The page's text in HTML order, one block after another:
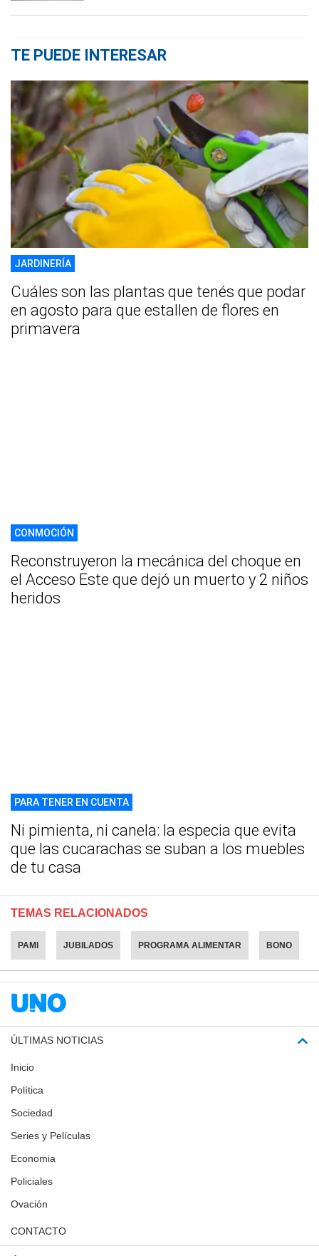
TE PUEDE INTERESAR
JARDINERÍA
Cuáles son las plantas que tenés que podar
en agosto para que estallen de flores en
primavera
CONMOCIÓN
Reconstruyeron la mecánica del choque en
el Acceso Este que dejó un muerto y 2 niños
heridos
PARA TENER EN CUENTA
Ni pimienta, ni canela: la especia que evita
que las cucarachas se suban a los muebles
de tu casa
TEMAS RELACIONADOS
PAMI JUBILADOS PROGRAMA ALIMENTAR BONO
ÚLTIMAS NOTICIAS
Inicio
Política
Sociedad
Series y Películas
Economia
Policiales
Ovación
CONTACTO